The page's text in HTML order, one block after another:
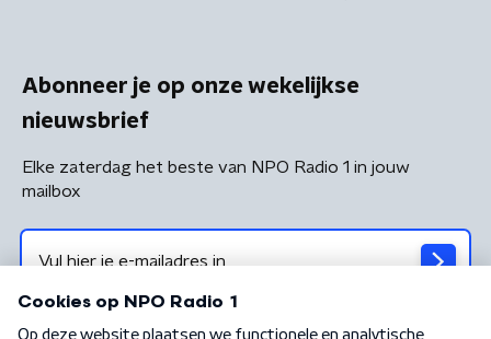
Abonneer je op onze wekelijkse
nieuwsbrief
Elke zaterdag het beste van NPO Radio 1 in jouw
mailbox